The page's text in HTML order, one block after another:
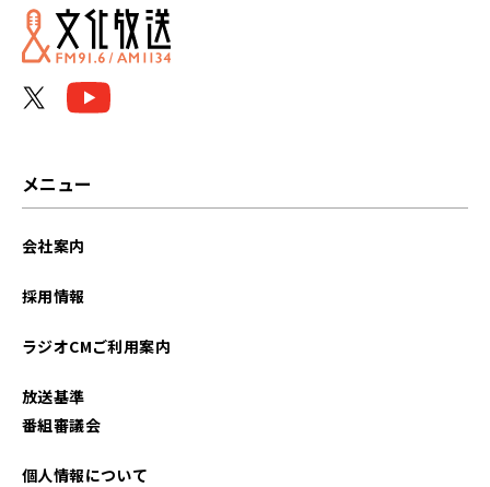
メニュー
会社案内
採用情報
ラジオCMご利用案内
放送基準
番組審議会
個人情報について